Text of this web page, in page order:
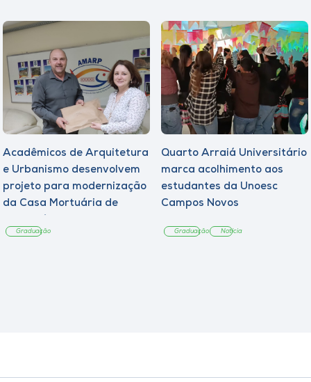
Acadêmicos de Arquitetura
e Urbanismo desenvolvem
projeto para modernização
da Casa Mortuária de
Graduação
Quarto Arraiá Universitário
marca acolhimento aos
estudantes da Unoesc
Campos Novos
Graduação Notícia